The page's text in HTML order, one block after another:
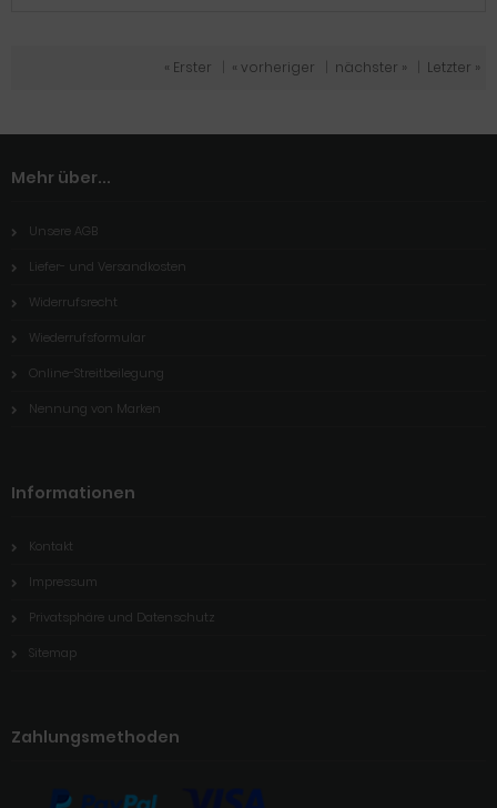
« Erster « vorheriger nächster » Letzter »
Mehr über...
Unsere AGB
Liefer- und Versandkosten
Widerrufsrecht
Wiederrufsformular
Online-Streitbeilegung
Nennung von Marken
Informationen
Kontakt
Impressum
Privatsphäre und Datenschutz
Sitemap
Zahlungsmethoden